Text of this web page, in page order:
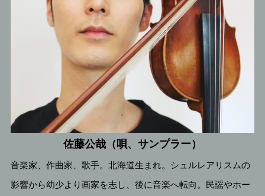
佐藤公哉（唄、サンプラー）
音楽家、作曲家、歌手。北海道生まれ。シュルレアリスムの
影響から幼少より画家を志し、後に音楽へ転向。民謡やホー